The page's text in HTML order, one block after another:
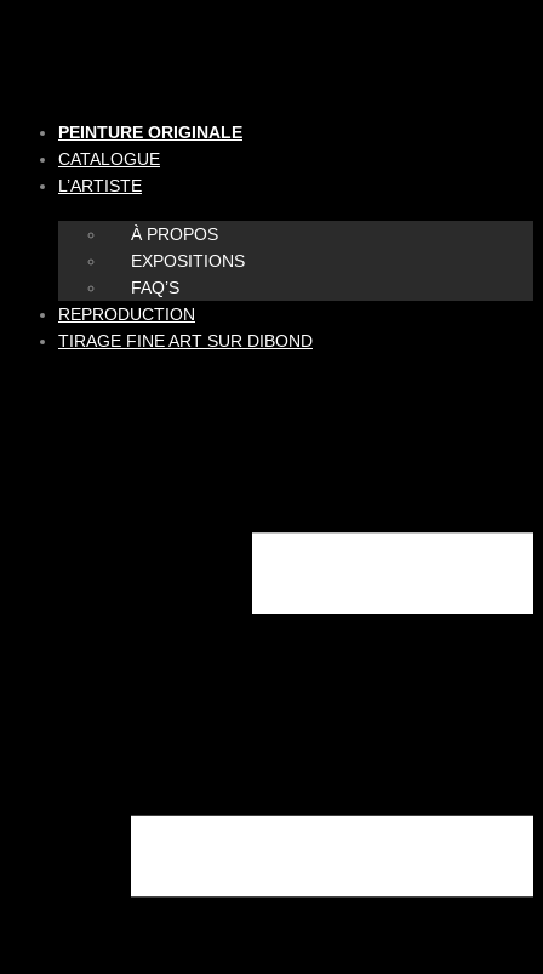
PEINTURE ORIGINALE
CATALOGUE
L’ARTISTE
À PROPOS
EXPOSITIONS
FAQ’S
REPRODUCTION
TIRAGE FINE ART SUR DIBOND